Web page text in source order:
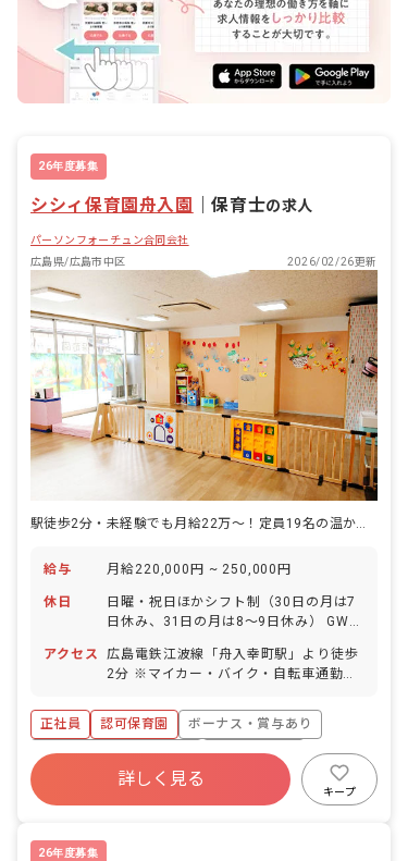
26年度募集
シシィ保育園舟入園 ｜保育士の求人
パーソンフォーチュン合同会社
広島県/広島市中区
2026/02/26更新
駅徒歩2分・未経験でも月給22万～！定員19名の温かな小規模保育園です
給与 月給220,000円 ~ 250,000円
休日
日曜・祝日ほかシフト制（30日の月は7
日休み、31日の月は8～9日休み） GW休
／4連休以上も相談可） 産前産後・育児
休暇（取得・復帰実績あり） 介護・看護
アクセス
広島電鉄江波線「舟入幸町駅」より徒歩
2分 ※マイカー・バイク・自転車通勤
正社員
認可保育園
ボーナス・賞与あり
寮・住宅・家賃補助あり
社会保険完備
残業少なめ
昇給昇進あり
詳しく見る
キープ
26年度募集